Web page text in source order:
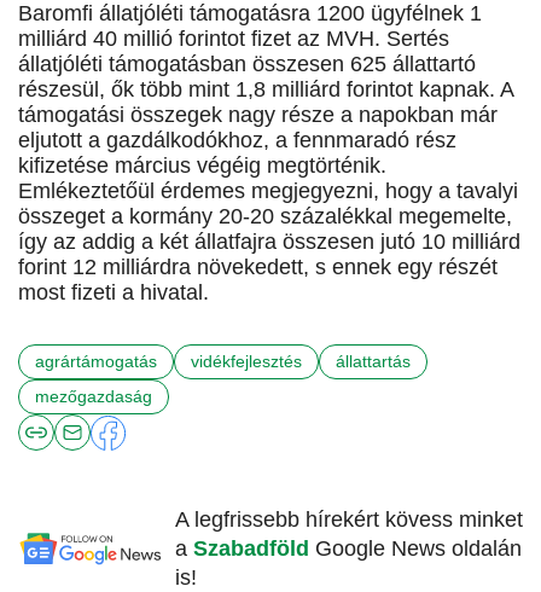
Baromfi állatjóléti támogatásra 1200 ügyfélnek 1
milliárd 40 millió forintot fizet az MVH. Sertés
állatjóléti támogatásban összesen 625 állattartó
részesül, ők több mint 1,8 milliárd forintot kapnak. A
támogatási összegek nagy része a napokban már
eljutott a gazdálkodókhoz, a fennmaradó rész
kifizetése március végéig megtörténik.
Emlékeztetőül érdemes megjegyezni, hogy a tavalyi
összeget a kormány 20-20 százalékkal megemelte,
így az addig a két állatfajra összesen jutó 10 milliárd
forint 12 milliárdra növekedett, s ennek egy részét
most fizeti a hivatal.
agrártámogatás vidékfejlesztés
állattartás
mezőgazdaság
A legfrissebb hírekért kövess minket
a Szabadföld Google News oldalán
is!